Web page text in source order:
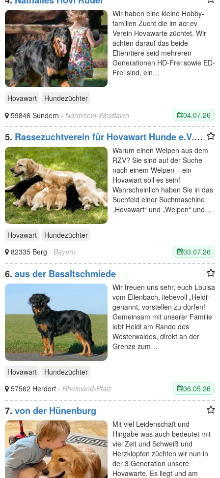
Wir haben eine kleine Hobby-
familien Zucht die im acr.ev
Verein Hovawarte züchtet. Wir
achten darauf das beide
Elterntiere seid mehreren
Generationen HD-Frei sowie ED-
Frei sind, ein…
Hovawart
Hundezüchter
59846 Sundern - Nordrhein-Westfalen 04.07.26
5. Rassezuchtverein für Hovawart Hunde e.V.
VDH
Warum einen Welpen aus dem
RZV? Sie sind auf der Suche
nach einem Welpen – ein
Hovawart soll es sein!
Wahrscheinlich haben Sie in das
Suchfeld einer Suchmaschine
„Hovawart“ und „Welpen“ und…
Hovawart
Hundezüchter
82335 Berg - Bayern 03.07.26
6. aus der Basaltschmiede
Wir freuen uns sehr, euch Louisa
vom Ellenbach, liebevoll „Heidi“
genannt, vorstellen zu dürfen!
Gemeinsam mit unserer Familie
lebt Heidi am Rande des
Westerwaldes, direkt an der
Grenze zum…
Hovawart
Hundezüchter
57562 Herdorf - Rheinland-Pfalz 06.05.26
7. von der Hünenburg
Mit viel Leidenschaft und
Hingabe was auch bedeutet mit
viel Zeit und Schweiß und
Herzklopfen züchten wir nun in
der 3.Generation unsere
Hovawarte. Es liegt und am